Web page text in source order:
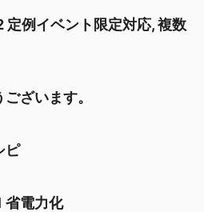
例イベント限定対応, 複数
ざいます。
ピ
省電力化